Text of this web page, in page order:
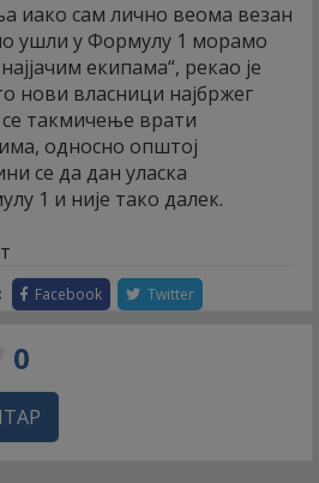
иако сам лично веома везан
ушли у Формулу 1 морамо
екипама“, рекао је
нови власници најбржег
такмичење врати
односно општој
се да дан уласка
1 и није тако далек.
Facebook Twitter
0